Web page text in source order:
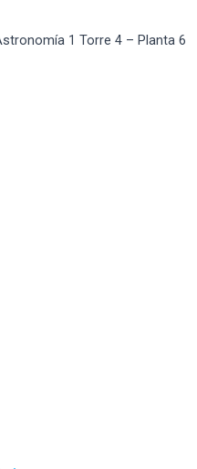
1 Torre 4 – Planta 6